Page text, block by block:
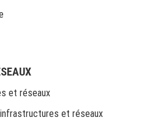
et réseaux
et réseaux